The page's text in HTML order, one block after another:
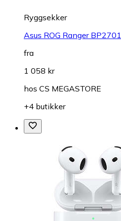
Ryggsekker
Asus ROG Ranger BP2701
fra
1 058 kr
hos CS MEGASTORE
+4 butikker